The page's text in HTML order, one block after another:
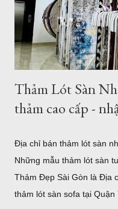
hàng. Hình ảnh trên là
3m tại TPHCM . Tất
tròn nhỏ hơn như thảm
thảm đẹp Tphcm...
Thảm Lót Sàn
thảm cao cấp -
Địa chỉ bán thảm lót sàn
Những mẫu thảm lót sàn
Thảm Đẹp Sài Gòn là Địa
thảm lót sàn sofa tại Quận